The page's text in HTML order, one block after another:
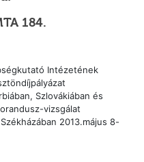
184.
Intézetének
Szlovákiában és
vizsgálat
2013.május 8-